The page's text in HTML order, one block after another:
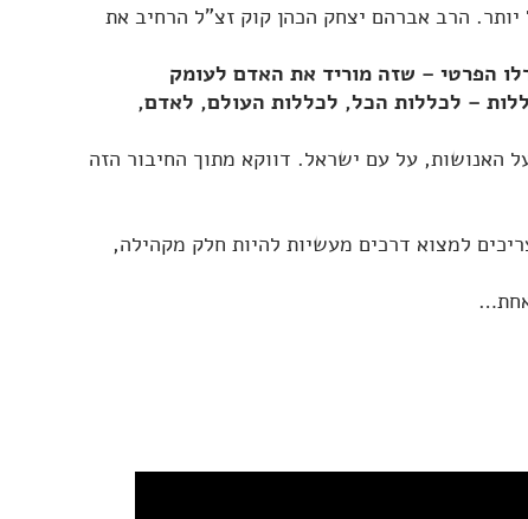
הרב אברהם יצחק הכהן קוק זצ"ל הרחיב את
הפרטי – שזה מוריד את האדם לעומק
– לכללות הכל, לכללות העולם, לאדם,
האנושות, על עם ישראל. דווקא מתוך החיבור הזה
למצוא דרכים מעשיות להיות חלק מקהילה,